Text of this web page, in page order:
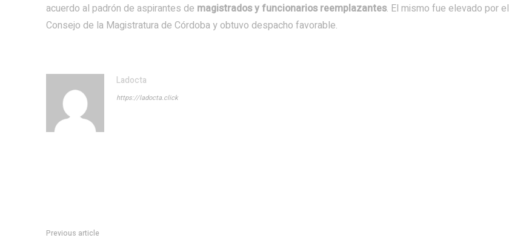
acuerdo al padrón de aspirantes de magistrados y funcionarios reemplazantes. El mismo fue elevado por el
Consejo de la Magistratura de Córdoba y obtuvo despacho favorable.
Ladocta
https://ladocta.click
Previous article